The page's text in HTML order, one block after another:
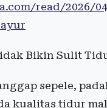
read/2026/
Bikin Sulit
sepele,
kualitas tidur